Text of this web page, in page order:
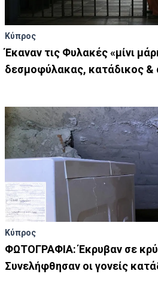
Κύπρος
Έκαναν τις Φυλακές «μίνι
δεσμοφύλακας, κατάδικος &
Κύπρος
ΦΩΤΟΓΡΑΦΙΑ: Έκρυβαν σε
Συνελήφθησαν οι γονείς